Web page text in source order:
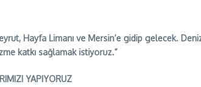
Hayfa Limanı ve Mersin’e gidip gelecek.
katkı sağlamak istiyoruz.”
YAPIYORUZ